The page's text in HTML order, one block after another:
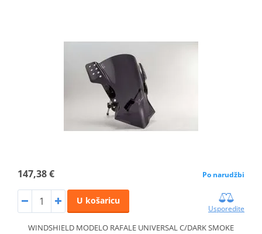
147,38 € Po narudžbi
U košaricu
Usporedite
WINDSHIELD MODELO RAFALE UNIVERSAL C/DARK SMOKE